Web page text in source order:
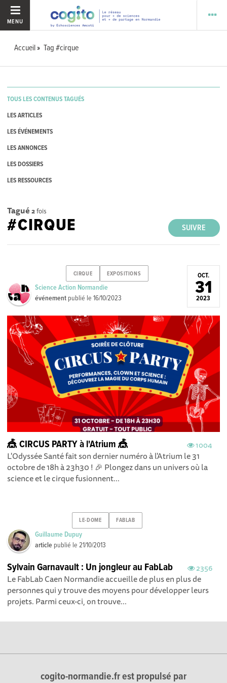
MENU
Accueil Tag #cirque
TOUS LES CONTENUS TAGUÉS
LES ARTICLES
LES ÉVÉNEMENTS
LES ANNONCES
LES DOSSIERS
LES RESSOURCES
Tagué 2fois
SUIVRE
#CIRQUE
CIRQUE EXPOSITIONS
Science Action Normandie
événement publié le16/10/2023
OCT.
31
2023
1004
🎪 CIRCUS PARTY à l'Atrium 🎪
L'Odyssée Santé fait son dernier numéro à l'Atrium le 31
octobre de 18h à 23h30 ! 🎉 Plongez dans un univers où la
science et le cirque fusionnent...
LE-DOME FABLAB
Guillaume Dupuy
article publié le21/10/2013
2356
Sylvain Garnavault : Un jongleur au FabLab
Le FabLab Caen Normandie accueille de plus en plus de
personnes qui y trouve des moyens pour développer leurs
projets. Parmi ceux-ci, on trouve...
cogito-normandie.fr est propulsé par